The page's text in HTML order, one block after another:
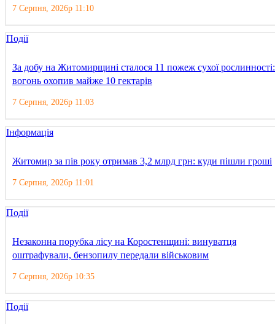
7 Серпня, 2026р 11:10
Події
За добу на Житомирщині сталося 11 пожеж сухої рослинності:
вогонь охопив майже 10 гектарів
7 Серпня, 2026р 11:03
Інформація
Житомир за пів року отримав 3,2 млрд грн: куди пішли гроші
7 Серпня, 2026р 11:01
Події
Незаконна порубка лісу на Коростенщині: винуватця
оштрафували, бензопилу передали військовим
7 Серпня, 2026р 10:35
Події